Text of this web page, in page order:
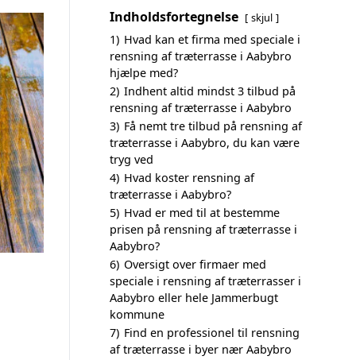
Indholdsfortegnelse skjul
1) Hvad kan et firma med speciale i
rensning af træterrasse i Aabybro
hjælpe med?
2) Indhent altid mindst 3 tilbud på
rensning af træterrasse i Aabybro
3) Få nemt tre tilbud på rensning af
træterrasse i Aabybro, du kan være
tryg ved
4) Hvad koster rensning af
træterrasse i Aabybro?
5) Hvad er med til at bestemme
prisen på rensning af træterrasse i
Aabybro?
6) Oversigt over firmaer med
speciale i rensning af træterrasser i
Aabybro eller hele Jammerbugt
kommune
7) Find en professionel til rensning
af træterrasse i byer nær Aabybro